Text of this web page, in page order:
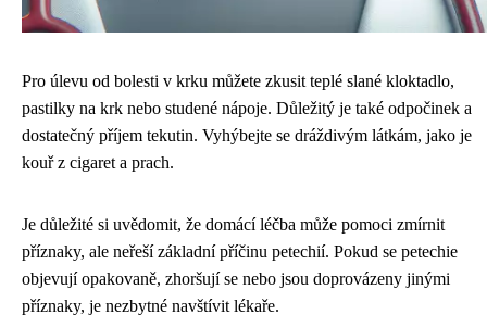
Pro úlevu od bolesti v krku můžete zkusit teplé slané kloktadlo,
pastilky na krk nebo studené nápoje. Důležitý je také odpočinek a
dostatečný příjem tekutin. Vyhýbejte se dráždivým látkám, jako je
kouř z cigaret a prach.
Je důležité si uvědomit, že domácí léčba může pomoci zmírnit
příznaky, ale neřeší základní příčinu petechií. Pokud se petechie
objevují opakovaně, zhoršují se nebo jsou doprovázeny jinými
příznaky, je nezbytné navštívit lékaře.